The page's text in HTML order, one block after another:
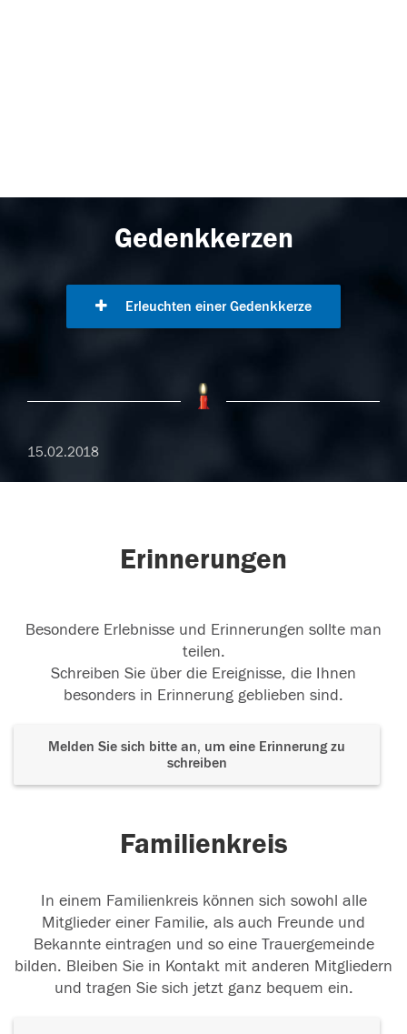
Gedenkkerzen
Erleuchten einer Gedenkkerze
15.02.2018
Erinnerungen
Besondere Erlebnisse und Erinnerungen sollte man
teilen.
Schreiben Sie über die Ereignisse, die Ihnen
besonders in Erinnerung geblieben sind.
Melden Sie sich bitte an, um eine Erinnerung zu
schreiben
Familienkreis
In einem Familienkreis können sich sowohl alle
Mitglieder einer Familie, als auch Freunde und
Bekannte eintragen und so eine Trauergemeinde
bilden. Bleiben Sie in Kontakt mit anderen Mitgliedern
und tragen Sie sich jetzt ganz bequem ein.